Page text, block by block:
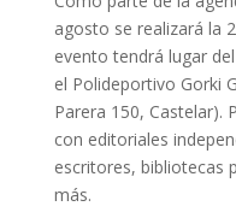
agosto se realizará la
evento tendrá lugar
el Polideportivo Gorki
Parera 150, Castelar).
con editoriales
escritores, bibliotecas
más.